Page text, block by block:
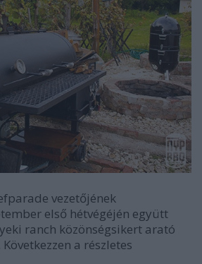
vezetőjének
első hétvégéjén együtt
ranch közönségsikert arató
a részletes